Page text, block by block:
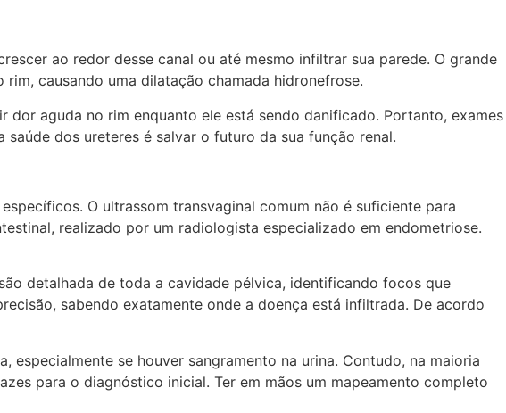
ao redor desse canal ou até mesmo infiltrar sua parede. O grande
causando uma dilatação chamada hidronefrose.
aguda no rim enquanto ele está sendo danificado. Portanto, exames
dos ureteres é salvar o futuro da sua função renal.
O ultrassom transvaginal comum não é suficiente para
realizado por um radiologista especializado em endometriose.
detalhada de toda a cavidade pélvica, identificando focos que
sabendo exatamente onde a doença está infiltrada. De acordo
se houver sangramento na urina. Contudo, na maioria
para o diagnóstico inicial. Ter em mãos um mapeamento completo